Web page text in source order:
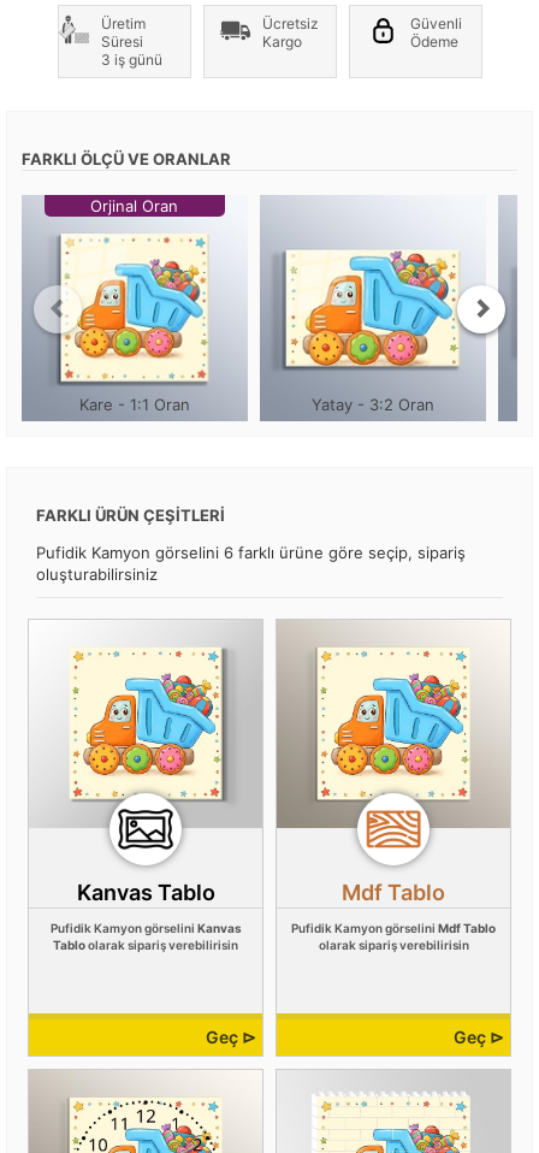
Üretim
Süresi
3 iş günü
Ücretsiz
Kargo
Güvenli
Ödeme
FARKLI ÖLÇÜ VE ORANLAR
Orjinal Oran
Kare - 1:1 Oran Yatay - 3:2 Oran
FARKLI ÜRÜN ÇEŞİTLERİ
Pufidik Kamyon görselini 6 farklı ürüne göre seçip, sipariş
oluşturabilirsiniz
Kanvas Tablo
Pufidik Kamyon görselini Kanvas
Tabloolarak sipariş verebilirisin
Geç ⊳
Mdf Tablo
Pufidik Kamyon görselini Mdf Tablo
olarak sipariş verebilirisin
Geç ⊳